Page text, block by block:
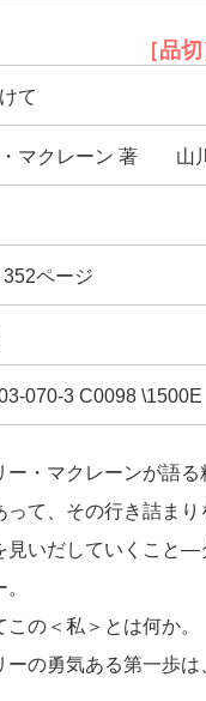
［品切
て
・マクレーン 著 山
352ページ
070-3 C0098 \1500E
・マクレーンが語る
て、その行き詰ま
見いだしていくこと
の＜私＞とは何か。
の勇気ある第一歩は